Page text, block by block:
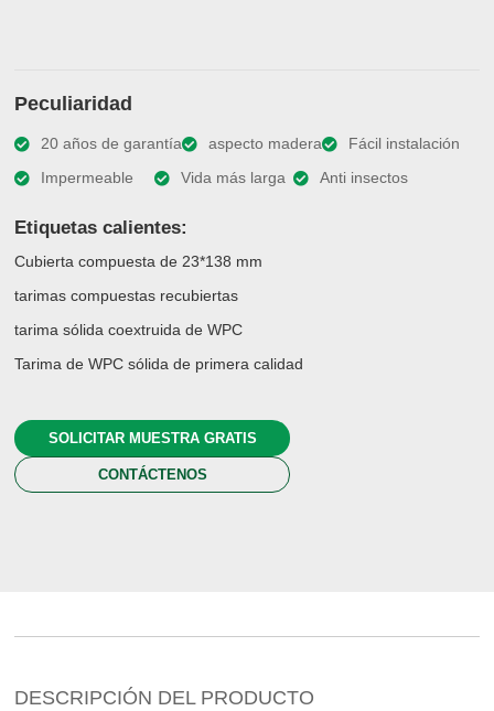
Peculiaridad
20 años de garantía aspecto madera
Fácil instalación
Impermeable
Vida más larga Anti insectos
Etiquetas calientes:
Cubierta compuesta de 23*138 mm
tarimas compuestas recubiertas
tarima sólida coextruida de WPC
Tarima de WPC sólida de primera calidad
SOLICITAR MUESTRA GRATIS
CONTÁCTENOS
DESCRIPCIÓN DEL PRODUCTO